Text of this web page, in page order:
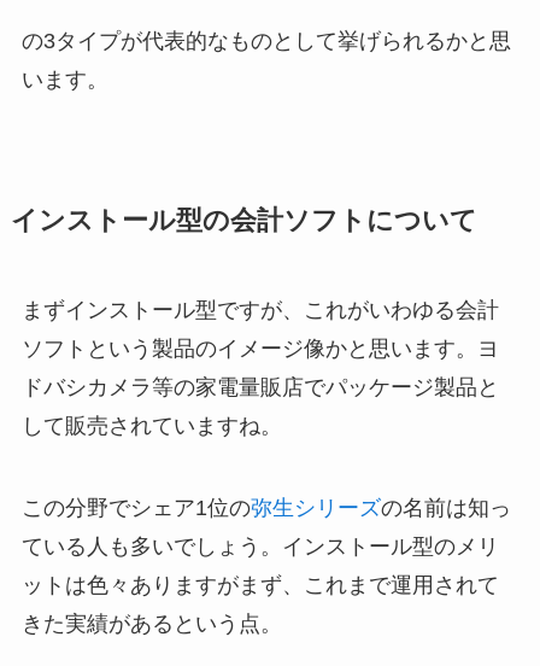
の3タイプが代表的なものとして挙げられるかと思
います。
インストール型の会計ソフトについて
まずインストール型ですが、これがいわゆる会計
ソフトという製品のイメージ像かと思います。ヨ
ドバシカメラ等の家電量販店でパッケージ製品と
して販売されていますね。
この分野でシェア1位の弥生シリーズの名前は知っ
ている人も多いでしょう。インストール型のメリ
ットは色々ありますがまず、これまで運用されて
きた実績があるという点。